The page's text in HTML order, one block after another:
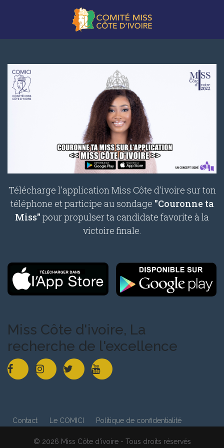
Télécharge l'application Miss Côte d'ivoire sur ton
téléphone et participe au sondage "Couronne ta
Miss" pour propulser ta candidate favorite à la
victoire finale.
Miss Côte d'ivoire, La
recherche de l'excellence
Contact Le COMICI Politique de confidentialité
© 2026 Miss Côte d'ivoire - Tous droits réservés